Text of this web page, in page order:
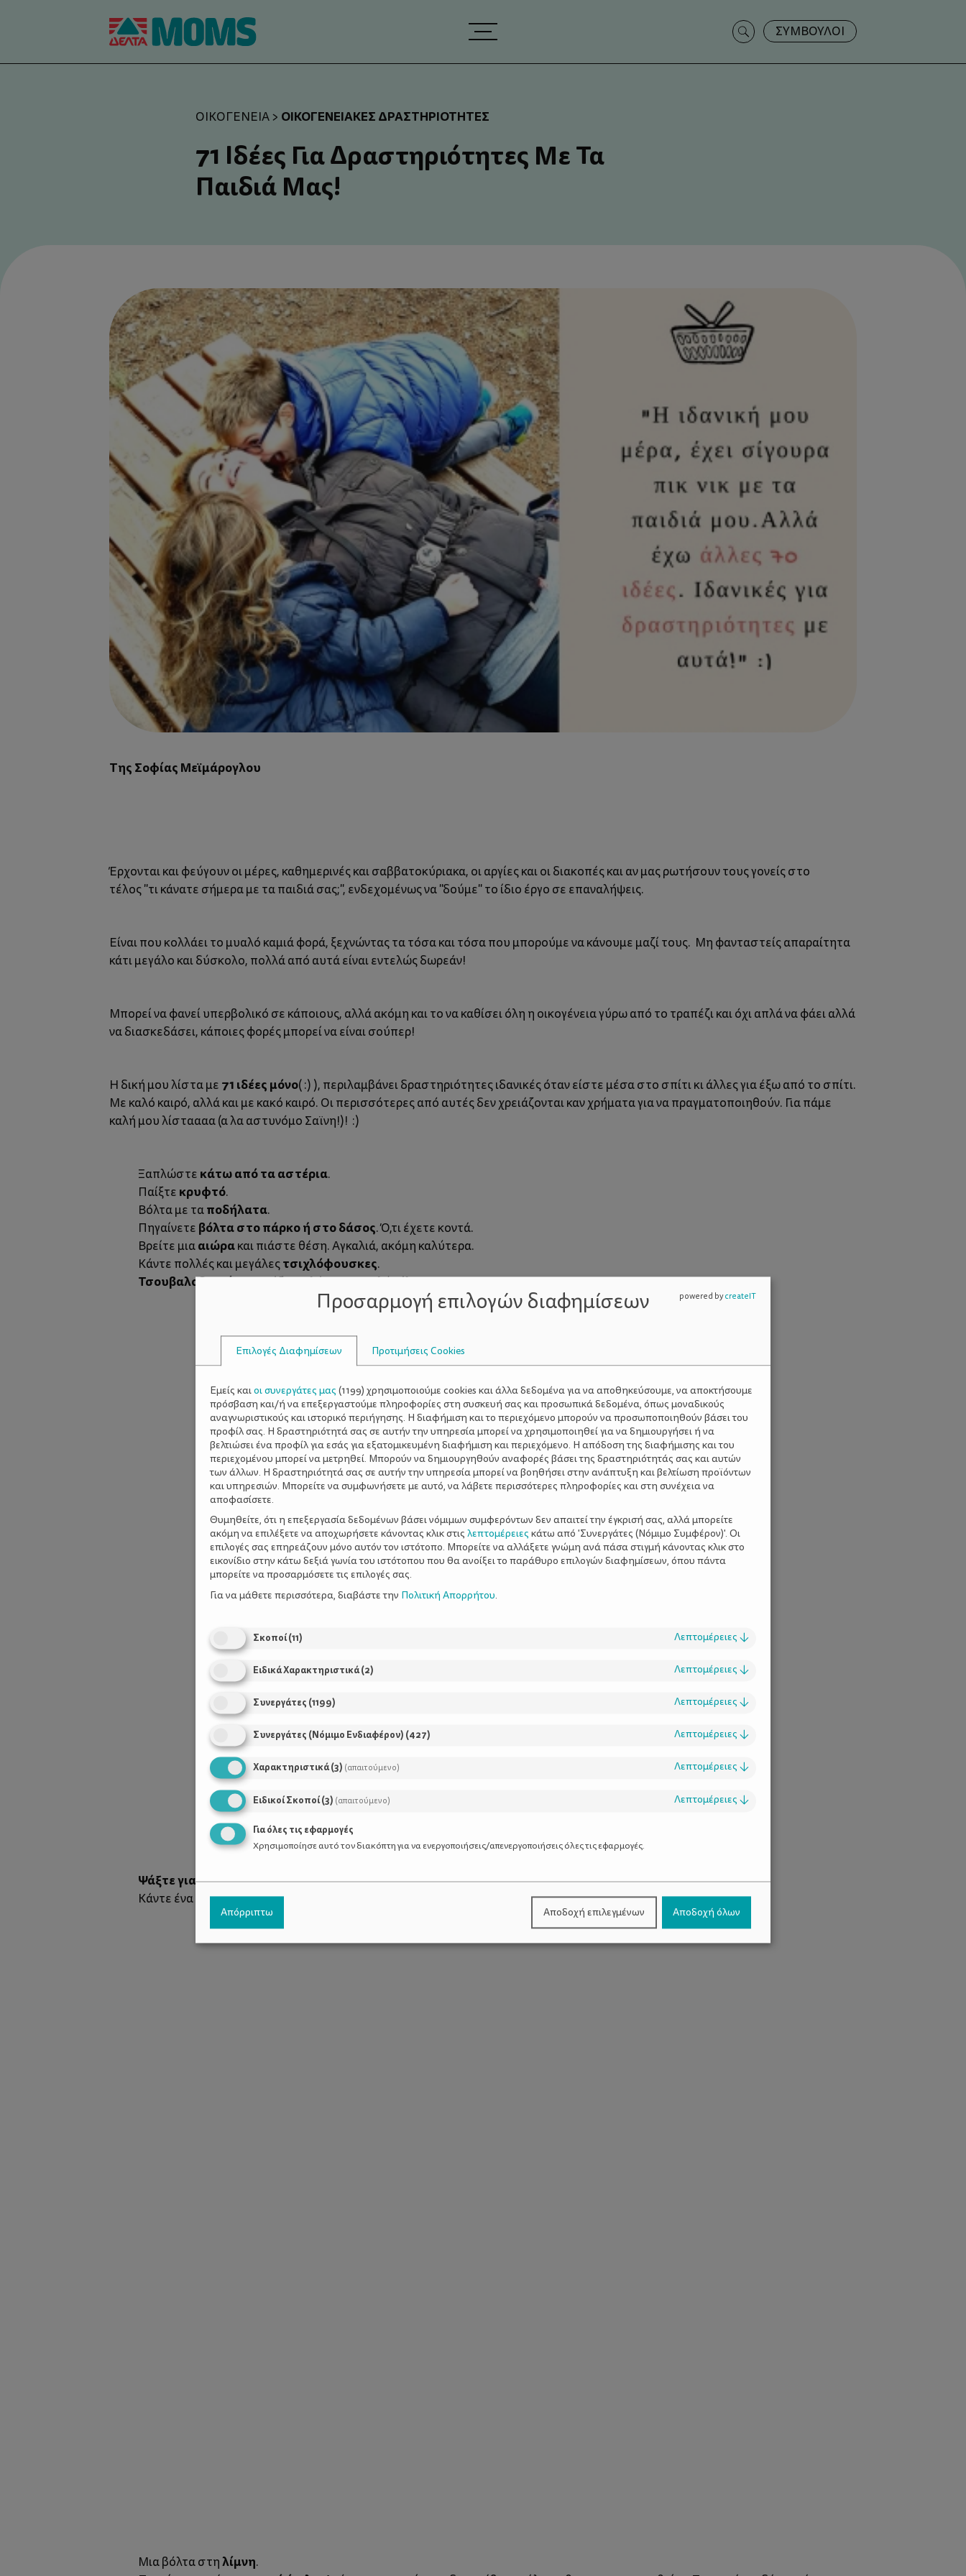
Search
for:
ΣΥΜΒΟΥΛΟΙ
ΟΙΚΟΓΈΝΕΙΑ> ΟΙΚΟΓΕΝΕΙΑΚΈΣ ΔΡΑΣΤΗΡΙΌΤΗΤΕΣ
71 Ιδέες Για Δραστηριότητες Με Τα
Παιδιά Μας!
Tης Σοφίας Μεϊμάρογλου
Έρχονται και φεύγουν οι μέρες, καθημερινές και σαββατοκύριακα, οι αργίες και οι διακοπές και αν μας ρωτήσουν τους γονείς στο
τέλος "τι κάνατε σήμερα με τα παιδιά σας;", ενδεχομένως να "δούμε" το ίδιο έργο σε επαναλήψεις.
Είναι που κολλάει το μυαλό καμιά φορά, ξεχνώντας τα τόσα και τόσα που μπορούμε να κάνουμε μαζί τους. Μη φανταστείς απαραίτητα
κάτι μεγάλο και δύσκολο, πολλά από αυτά είναι εντελώς δωρεάν!
Μπορεί να φανεί υπερβολικό σε κάποιους, αλλά ακόμη και το να καθίσει όλη η οικογένεια γύρω από το τραπέζι και όχι απλά να φάει αλλά
να διασκεδάσει, κάποιες φορές μπορεί να είναι σούπερ!
Η δική μου λίστα με 71 ιδέες μόνο( :) ), περιλαμβάνει δραστηριότητες ιδανικές όταν είστε μέσα στο σπίτι κι άλλες για έξω από το σπίτι.
Με καλό καιρό, αλλά και με κακό καιρό. Οι περισσότερες από αυτές δεν χρειάζονται καν χρήματα για να πραγματοποιηθούν. Για πάμε
καλή μου λίσταααα (α λα αστυνόμο Σαϊνη!)! :)
Ξαπλώστε κάτω από τα αστέρια.
Παίξτε κρυφτό.
Βόλτα με ταποδήλατα.
Πηγαίνετε βόλτα στο πάρκο ή στο δάσος. Ό,τι έχετε κοντά.
Βρείτε μιααιώρακαι πιάστε θέση. Αγκαλιά, ακόμη καλύτερα.
Κάντε πολλές και μεγάλεςτσιχλόφουσκες.
Τσουβαλοδρομίες! Εντάξει, μιλάμε για τρελό γέλιο.
Ψάξτε για κοχύλιαστην άμμο. Εμείς βρήκαμε μέσα στο καταχείμωνο :)
Κάντε ένα
πικ νικ. Ο-που-δή-πο-τε!
Μια βόλτα στηλίμνη.
Προσαρμογή επιλογών διαφημίσεων
Επιλογές Διαφημίσεων Προτιμήσεις Cookies
Εμείς καιοι συνεργάτες μας (1199) χρησιμοποιούμε cookies και άλλα δεδομένα για να αποθηκεύσουμε, να αποκτήσουμε
πρόσβαση και/ή να επεξεργαστούμε πληροφορίες στη συσκευή σας και προσωπικά δεδομένα, όπως μοναδικούς
αναγνωριστικούς και ιστορικό περιήγησης. Η διαφήμιση και το περιεχόμενο μπορούν να προσωποποιηθούν βάσει του
προφίλ σας. Η δραστηριότητά σας σε αυτήν την υπηρεσία μπορεί να χρησιμοποιηθεί για να δημιουργήσει ή να
βελτιώσει ένα προφίλ για εσάς για εξατομικευμένη διαφήμιση και περιεχόμενο. Η απόδοση της διαφήμισης και του
περιεχομένου μπορεί να μετρηθεί. Μπορούν να δημιουργηθούν αναφορές βάσει της δραστηριότητάς σας και αυτών
των άλλων. Η δραστηριότητά σας σε αυτήν την υπηρεσία μπορεί να βοηθήσει στην ανάπτυξη και βελτίωση προϊόντων
και υπηρεσιών. Μπορείτε να συμφωνήσετε με αυτό, να λάβετε περισσότερες πληροφορίες και στη συνέχεια να
αποφασίσετε.
Θυμηθείτε, ότι η επεξεργασία δεδομένων βάσει νόμιμων συμφερόντων δεν απαιτεί την έγκρισή σας, αλλά μπορείτε
ακόμη να επιλέξετε να αποχωρήσετε κάνοντας κλικ στις λεπτομέρειες κάτω από 'Συνεργάτες (Νόμιμο Συμφέρον)'. Οι
επιλογές σας επηρεάζουν μόνο αυτόν τον ιστότοπο. Μπορείτε να αλλάξετε γνώμη ανά πάσα στιγμή κάνοντας κλικ στο
εικονίδιο στην κάτω δεξιά γωνία του ιστότοπου που θα ανοίξει το παράθυρο επιλογών διαφημίσεων, όπου πάντα
μπορείτε να προσαρμόσετε τις επιλογές σας.
Για να μάθετε περισσότερα, διαβάστε την Πολιτική Απορρήτου.
Σκοποί(11) Λεπτομέρειες ↓
Ειδικά Χαρακτηριστικά(2) Λεπτομέρειες ↓
Συνεργάτες (1199) Λεπτομέρειες ↓
Συνεργάτες (Νόμιμο Ενδιαφέρον) (427) Λεπτομέρειες ↓
Χαρακτηριστικά(3) (απαιτούμενο) Λεπτομέρειες ↓
Ειδικοί Σκοποί(3) (απαιτούμενο) Λεπτομέρειες ↓
Για όλες τις εφαρμογές
Χρησιμοποίησε αυτό τον διακόπτη για να ενεργοποιήσεις/απενεργοποιήσεις όλες τις εφαρμογές.
Απόρριπτω Αποδοχή επιλεγμένων Αποδοχή όλων
powered bycreateIT